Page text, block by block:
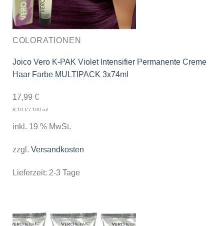
COLORATIONEN
Joico Vero K-PAK Violet Intensifier Permanente Creme
Haar Farbe MULTIPACK 3x74ml
17,99 €
8,10 €/100 ml
inkl. 19 % MwSt.
zzgl. Versandkosten
Lieferzeit: 2-3 Tage